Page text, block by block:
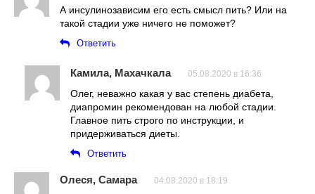
А инсулинозависим его есть смысл пить? Или на
такой стадии уже ничего не поможет?
Ответить
Камила, Махачкала 05.08.2020 в 16:36
Олег, неважно какая у вас степень диабета,
диапромин рекомендован на любой стадии.
Главное пить строго по инструкции, и
придерживаться диеты.
Ответить
Олеся, Самара 04.08.2020 в 18:19